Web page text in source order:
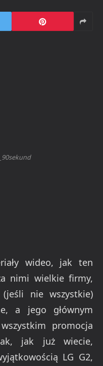
wideo, jak ten
nimi wielkie firmy,
nie wszystkie)
a jego głównym
promocja
jak już wiecie,
LG G2,